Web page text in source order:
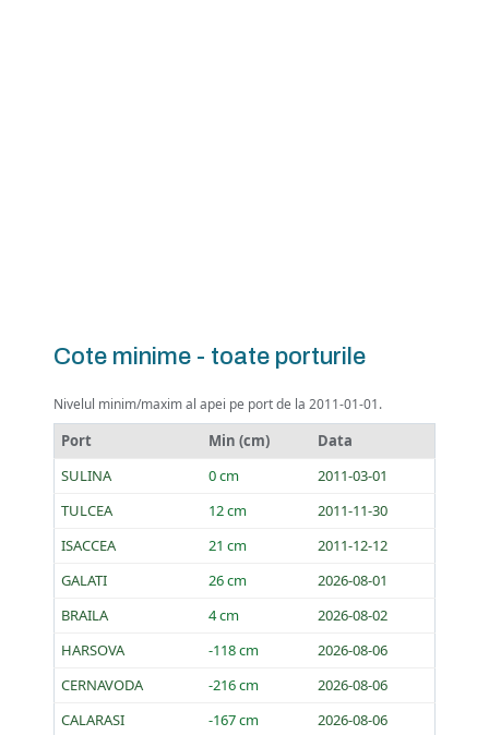
Cote minime - toate porturile
Nivelul minim/maxim al apei pe port de la 2011-01-01.
Port Min (cm)
Data
SULINA
0 cm
2011-03-01
TULCEA
12 cm
2011-11-30
ISACCEA
21 cm
2011-12-12
GALATI
26 cm
2026-08-01
BRAILA
4 cm
2026-08-02
HARSOVA
-118 cm
2026-08-06
CERNAVODA
-216 cm
2026-08-06
CALARASI
-167 cm
2026-08-06